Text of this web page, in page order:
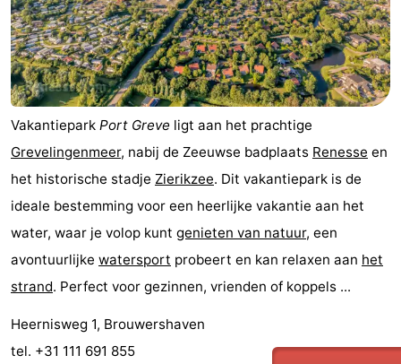
Oase
Duinoord
-
Ginsterveld
-
Julianahoeve
-
Livingstone
-
Port
Greve
-
Port
Zélande
-
Resort
-
't
Schouwen
-
Vakantiepark Port Greve ligt aan het prachtige
Grevelingenmeer, nabij de Zeeuwse badplaats Renesse en
het historische stadje Zierikzee. Dit vakantiepark is de
ideale bestemming voor een heerlijke vakantie aan het
water, waar je volop kunt genieten van natuur, een
avontuurlijke watersport probeert en kan relaxen aan het
strand. Perfect voor gezinnen, vrienden of koppels ...
Heernisweg 1, Brouwershaven
tel. +31 111 691 855